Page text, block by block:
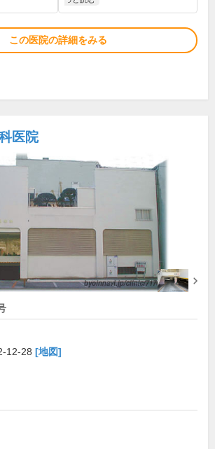
この医院の詳細をみる
医院
12-28 [地図]